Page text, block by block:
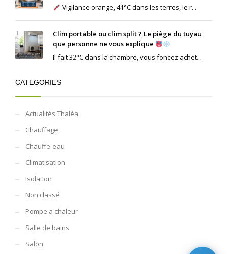
Vigilance orange, 41°C dans les terres, le r...
Clim portable ou clim split ? Le piège du tuyau
que personne ne vous explique
Il fait 32°C dans la chambre, vous foncez achet...
CATEGORIES
Actualités Thaléa
Chauffage
Chauffe-eau
Climatisation
Isolation
Non classé
Pompe a chaleur
Salle de bains
Salon